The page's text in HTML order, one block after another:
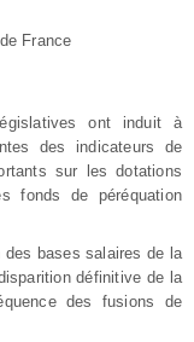
France
ont induit à
des indicateurs de
sur les dotations
fonds de péréquation
bases salaires de la
définitive de la
des fusions de